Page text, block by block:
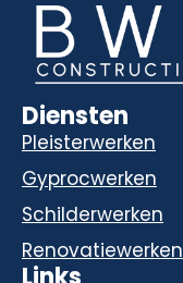
Diensten
Pleisterwerken
Gyprocwerken
Schilderwerken
Renovatiewerken